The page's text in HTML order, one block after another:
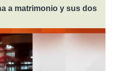
a matrimonio y sus dos